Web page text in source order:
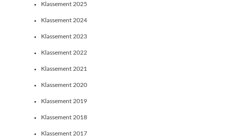
Klassement 2025
Klassement 2024
Klassement 2023
Klassement 2022
Klassement 2021
Klassement 2020
Klassement 2019
Klassement 2018
Klassement 2017